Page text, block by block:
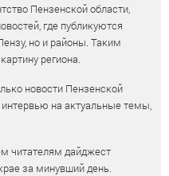
Пензенской области,
где публикуются
но и районы. Таким
региона.
новости Пензенской
интервью на актуальные темы,
читателям дайджест
за минувший день.